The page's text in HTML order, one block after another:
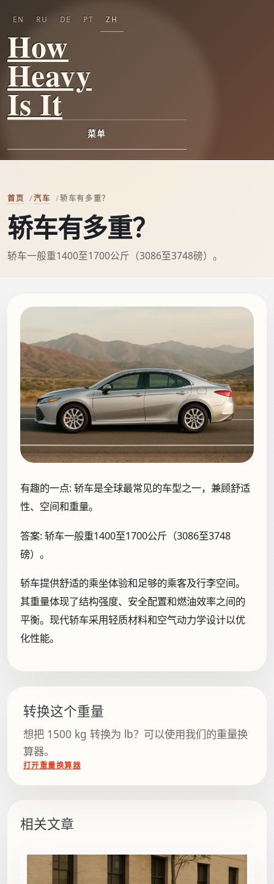
How
Heavy
Is It
菜单
EN RU DE PT ZH
首页 汽车 轿车有多重？
轿车有多重？
轿车一般重1400至1700公斤（3086至3748磅）。
有趣的一点:轿车是全球最常见的车型之一，兼顾舒适
性、空间和重量。
答案:轿车一般重1400至1700公斤（3086至3748
磅）。
轿车提供舒适的乘坐体验和足够的乘客及行李空间。
其重量体现了结构强度、安全配置和燃油效率之间的
平衡。现代轿车采用轻质材料和空气动力学设计以优
化性能。
转换这个重量
想把 1500 kg 转换为 lb？可以使用我们的重量换
算器。
打开重量换算器
相关文章